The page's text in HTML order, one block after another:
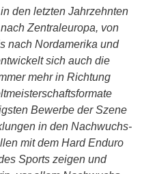
den letzten Jahrzehnten
Zentraleuropa, von
nach Nordamerika und
sich auch die
mehr in Richtung
Bewerbe der Szene
in den Nachwuchs-
mit dem Hard Enduro
Sports zeigen und